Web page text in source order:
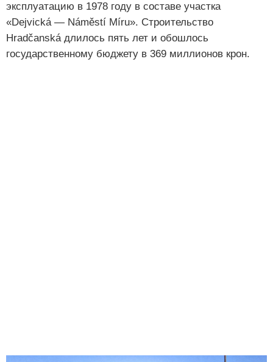
эксплуатацию в 1978 году в составе участка
«Dejvická — Náměstí Míru». Строительство
Hradčanská длилось пять лет и обошлось
государственному бюджету в 369 миллионов крон.